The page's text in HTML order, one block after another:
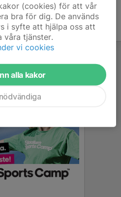
(cookies) för att vår
bra för dig. De används
i syfte att hjälpa oss att
våra tjänster.
vi cookies
alla kakor